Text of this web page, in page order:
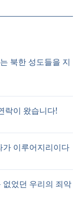
북한 성도들을 지
락이 왔습니다!
이루어지리이다
었던 우리의 죄악